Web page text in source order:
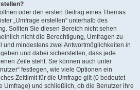
oder den ersten Beitrag eines Themas
„Umfrage erstellen“ unterhalb des
Sollten Sie diesen Bereich nicht sehen
nicht die Berechtigung, Umfragen zu
und mindestens zwei Antwortmöglichkeiten in
und dabei sicherstellen, dass jede
Zeile steht. Sie können auch unter
festlegen, wie viele Optionen ein
Zeitlimit für die Umfrage gilt (0 bedeutet
Umfrage) und schließlich, ob die Benutzer ihre